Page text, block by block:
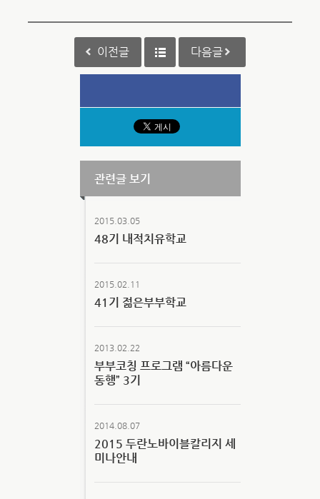
이전글 다음글
관련글 보기
2015.03.05
48기 내적치유학교
2015.02.11
41기 젊은부부학교
2013.02.22
부부코칭 프로그램 “아름다운
동행” 3기
2014.08.07
2015 두란노바이블칼리지 세
미나안내